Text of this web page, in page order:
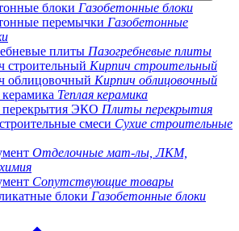
Газобетонные блоки
Газобетонные
Пазогребневые плиты
Кирпич строительный
Кирпич облицовочный
Теплая керамика
Плиты перекрытия
Сухие строительные
Отделочные мат-лы, ЛКМ,
Сопутствующие товары
Газобетонные блоки